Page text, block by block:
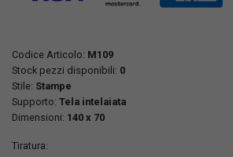
Codice Articolo: M109
Stock pezzi disponibili: 0
Stile: Stampe
Supporto: Tela intelaiata
Dimensioni: 140 x 70
Tiratura: